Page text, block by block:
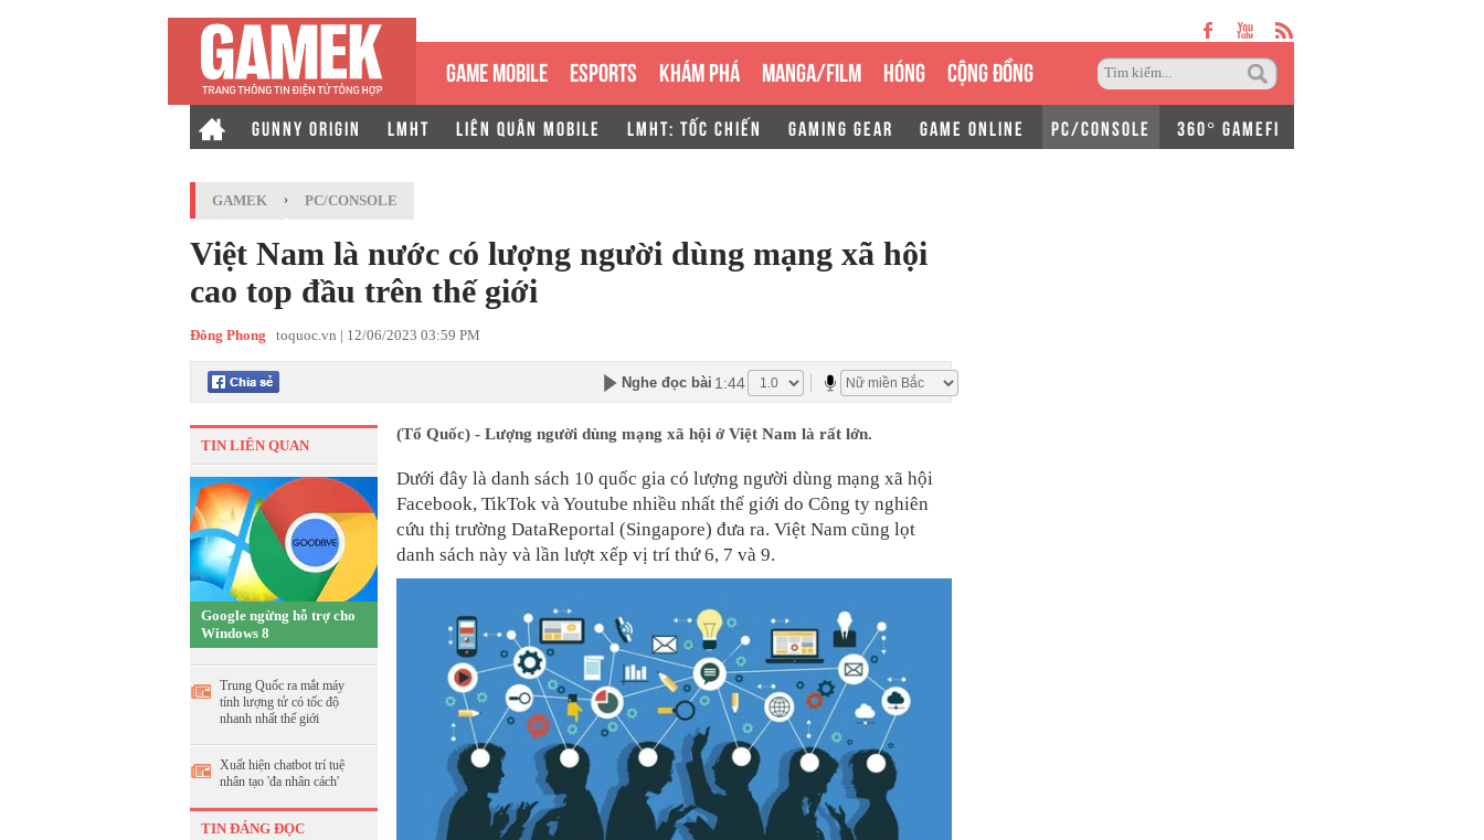
GAME MOBILE ESPORTS KHÁM PHÁ MANGA/FILM HÓNG CỘNG ĐỒNG
GUNNY ORIGIN LMHT LIÊN QUÂN MOBILE LMHT: TỐC CHIẾN GAMING GEAR GAME ONLINE PC/CONSOLE 360° GAMEFI
GAMEK › PC/CONSOLE
Việt Nam là nước có lượng người dùng mạng xã hội
cao top đầu trên thế giới
Đông Phong toquoc.vn | 12/06/2023 03:59 PM
Nghe đọc bài 1:44
TIN LIÊN QUAN
Google ngừng hỗ trợ cho
Windows 8
Trung Quốc ra mắt máy
tính lượng tử có tốc độ
nhanh nhất thế giới
Xuất hiện chatbot trí tuệ
nhân tạo 'đa nhân cách'
TIN ĐÁNG ĐỌC
(Tổ Quốc) - Lượng người dùng mạng xã hội ở Việt Nam là rất lớn.
Dưới đây là danh sách 10 quốc gia có lượng người dùng mạng xã hội
Facebook, TikTok và Youtube nhiều nhất thế giới do Công ty nghiên
cứu thị trường DataReportal (Singapore) đưa ra. Việt Nam cũng lọt
danh sách này và lần lượt xếp vị trí thứ 6, 7 và 9.